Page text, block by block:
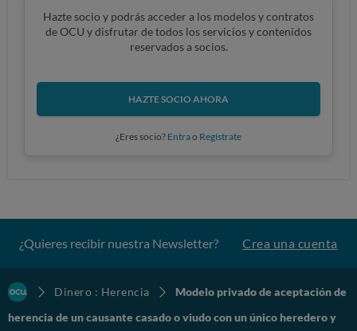
Hazte socio y podrás acceder a los modelos y contratos
de OCU y disfrutar de todos los servicios y contenidos
reservados a socios.
HAZTE SOCIO AHORA
¿Eres socio? Entrao Regístrate
¿Quieres recibir nuestra Newsletter? Crea una cuenta
Dinero : Herencia
Modelo privado de aceptación de
herencia de un causante casado o viudo con un único heredero y